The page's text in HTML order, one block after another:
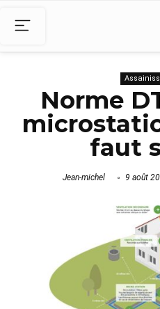
Norme
faut
Jean-michel 9 août